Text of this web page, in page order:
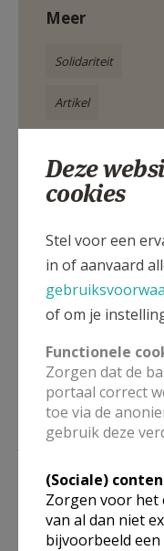
Meer
Solidariteit
Artikel
Samana Borsbeek
Deel dit artikel
Lees meer
Deze
cookies
Stel voor een
in of aanvaard
of om je
Functionele
Zorgen dat de
portaal correct
toe via de
gebruik deze
(Sociale)
Zorgen voor het
van al dan niet
bijvoorbeeld